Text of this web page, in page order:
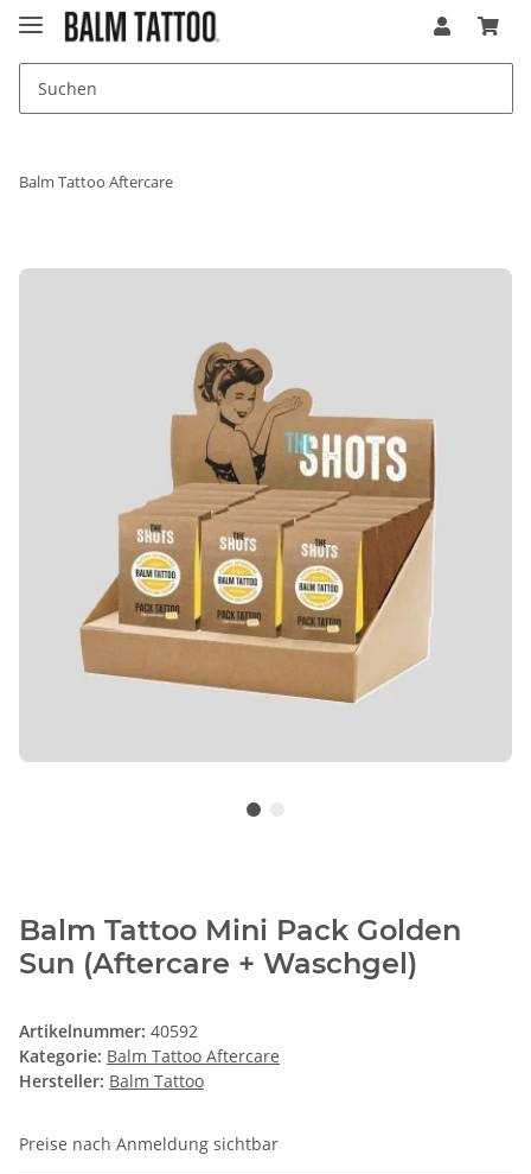
Balm Tattoo Aftercare
Balm Tattoo Mini Pack Golden
Sun (Aftercare + Waschgel)
Artikelnummer: 40592
Kategorie: Balm Tattoo Aftercare
Hersteller: Balm Tattoo
Preise nach Anmeldung sichtbar